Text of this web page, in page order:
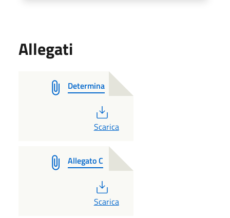
Allegati
Determina
PDF
Scarica
Allegato C
PDF
Scarica